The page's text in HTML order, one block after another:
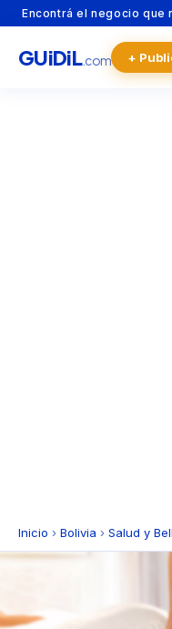
Encontrá el negocio que
GUiDiL.com +
Inicio › Bolivia › Salud y